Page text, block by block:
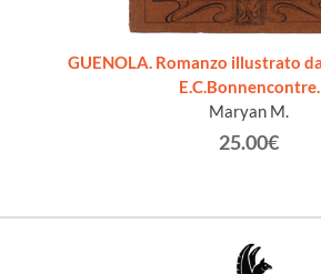
GUENOLA. Romanzo illustrato
E.C.Bonnencontre.
Maryan M.
25.00€